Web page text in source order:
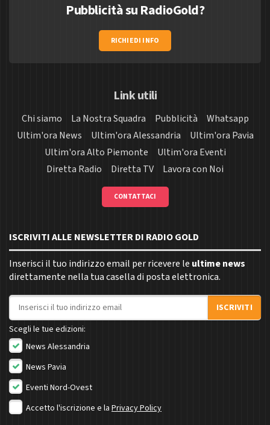
Pubblicità su RadioGold?
RICHIEDI INFO
Link utili
Chi siamo La Nostra Squadra Pubblicità
Whatsapp
Ultim'ora News
Ultim'ora Alessandria
Ultim'ora Pavia
Ultim'ora Alto Piemonte
Ultim'ora Eventi
Diretta Radio
Diretta TV Lavora con Noi
CONTATTACI
ISCRIVITI ALLE NEWSLETTER DI RADIO GOLD
Inserisci il tuo indirizzo email per ricevere le ultime news
direttamente nella tua casella di posta elettronica.
Indirizzo email
ISCRIVITI
Scegli le tue edizioni:
News Alessandria
News Pavia
Eventi Nord-Ovest
Accetto l'iscrizione e la Privacy Policy